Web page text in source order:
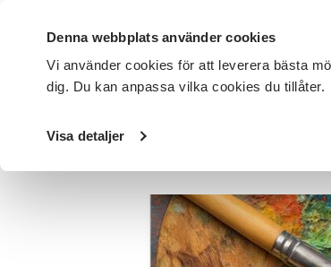
Denna webbplats använder cookies
Vi använder cookies för att leverera bästa
dig. Du kan anpassa vilka cookies du tillåter.
Visa detaljer
DET HÄR GÖR VI FÖR DIG SOM SÖK KURSER
Startsida / Avdelningar